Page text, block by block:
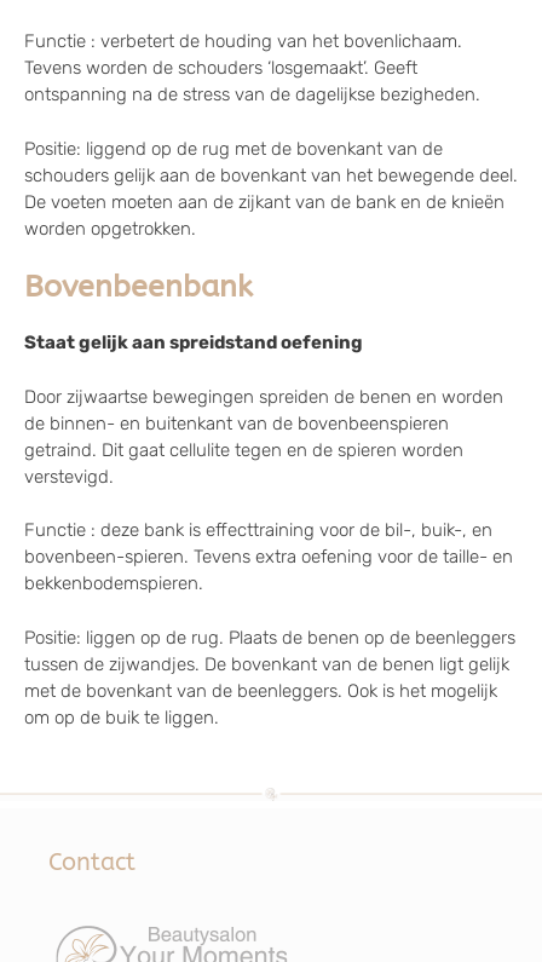
Functie : verbetert de houding van het bovenlichaam.
Tevens worden de schouders ‘losgemaakt’. Geeft
ontspanning na de stress van de dagelijkse bezigheden.
Positie: liggend op de rug met de bovenkant van de
schouders gelijk aan de bovenkant van het bewegende deel.
De voeten moeten aan de zijkant van de bank en de knieën
worden opgetrokken.
Bovenbeenbank
Staat gelijk aan spreidstand oefening
Door zijwaartse bewegingen spreiden de benen en worden
de binnen- en buitenkant van de bovenbeenspieren
getraind. Dit gaat cellulite tegen en de spieren worden
verstevigd.
Functie : deze bank is effecttraining voor de bil-, buik-, en
bovenbeen-spieren. Tevens extra oefening voor de taille- en
bekkenbodemspieren.
Positie: liggen op de rug. Plaats de benen op de beenleggers
tussen de zijwandjes. De bovenkant van de benen ligt gelijk
met de bovenkant van de beenleggers. Ook is het mogelijk
om op de buik te liggen.
Contact